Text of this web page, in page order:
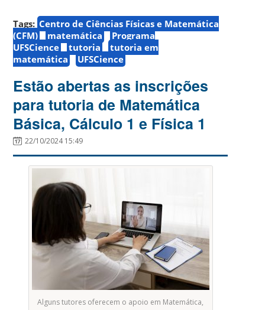
Tags: Centro de Ciências Físicas e Matemática
(CFM)
matemática
Programa
UFSCience
tutoria
tutoria em
matemática
UFSCience
Estão abertas as inscrições
para tutoria de Matemática
Básica, Cálculo 1 e Física 1
22/10/2024 15:49
Alguns tutores oferecem o apoio em Matemática,